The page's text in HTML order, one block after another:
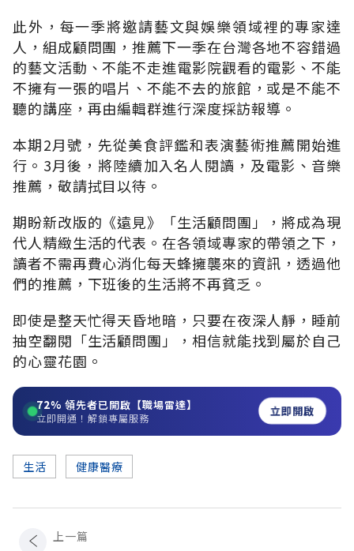
此外，每一季將邀請藝文與娛樂領域裡的專家達
人，組成顧問團，推薦下一季在台灣各地不容錯過
的藝文活動、不能不走進電影院觀看的電影、不能
不擁有一張的唱片、不能不去的旅館，或是不能不
聽的講座，再由編輯群進行深度採訪報導。
本期2月號，先從美食評鑑和表演藝術推薦開始進
行。3月後，將陸續加入名人閱讀，及電影、音樂
推薦，敬請拭目以待。
期盼新改版的《遠見》「生活顧問團」，將成為現
代人精緻生活的代表。在各領域專家的帶領之下，
讀者不需再費心消化每天蜂擁襲來的資訊，透過他
們的推薦，下班後的生活將不再貧乏。
即使是整天忙得天昏地暗，只要在夜深人靜，睡前
抽空翻閱「生活顧問團」，相信就能找到屬於自己
的心靈花園。
72% 領先者已開啟【職場雷達】
立即開通！解鎖專屬服務 立即開啟
生活 健康醫療
上一篇